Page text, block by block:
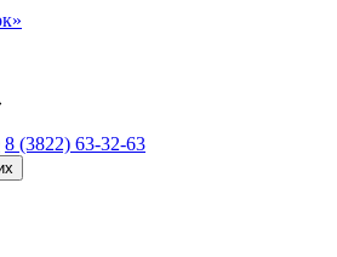
8 (3822) 63-32-63